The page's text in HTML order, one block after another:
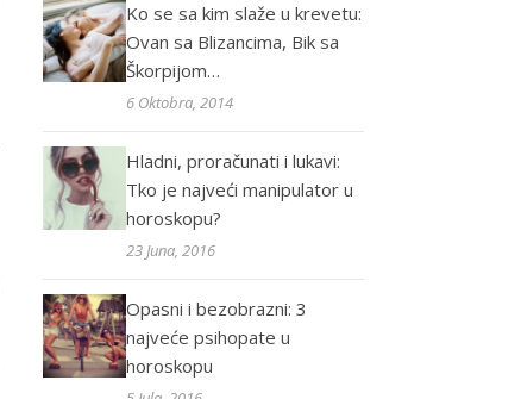
Ko se sa kim slaže u krevetu:
Ovan sa Blizancima, Bik sa
Škorpijom…
6 Oktobra, 2014
Hladni, proračunati i lukavi:
Tko je najveći manipulator u
horoskopu?
23 Juna, 2016
Opasni i bezobrazni: 3
najveće psihopate u
horoskopu